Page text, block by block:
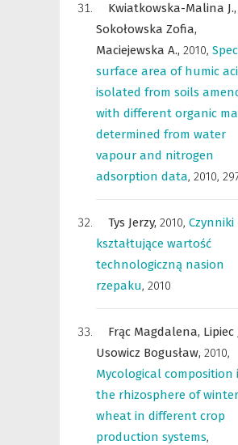
Kwiatkowska-Malina J.,
Sokołowska Zofia,
Maciejewska A., 2010,
surface area of humic
isolated from soils
with different organic
determined from water
vapour and nitrogen
adsorption data, 2010,
Tys Jerzy, 2010, Czynniki
kształtujące wartość
technologiczną nasion
rzepaku, 2010
Frąc Magdalena, Lipiec
Usowicz Bogusław, 2010,
Mycological composition
the rhizosphere of winter
wheat in different crop
production systems,